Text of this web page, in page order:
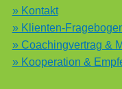
» Kontakt
» Klienten-
» Coachingvertrag &
» Kooperation &